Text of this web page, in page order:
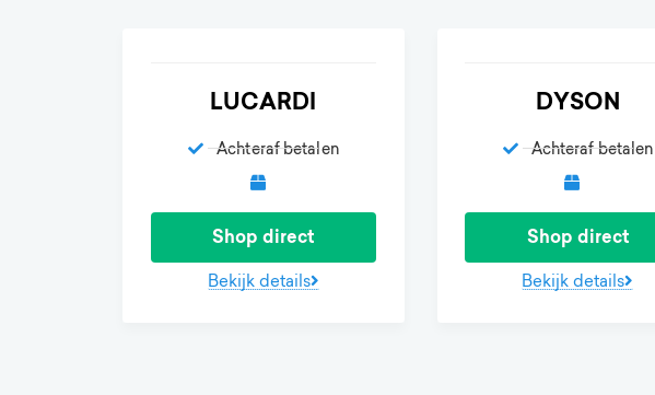
LUCARDI
Achteraf betalen
Shop direct
Bekijk details
DYSON
Achteraf betalen
Shop direct
Bekijk details